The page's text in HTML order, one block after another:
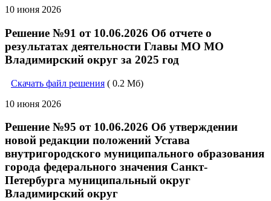
10 июня 2026
Решение №91 от 10.06.2026 Об отчете о
результатах деятельности Главы МО МО
Владимирский округ за 2025 год
Скачать файл решения ( 0.2 Мб)
10 июня 2026
Решение №95 от 10.06.2026 Об утверждении
новой редакции положений Устава
внутригородского муниципального образования
города федерального значения Санкт-
Петербурга муниципальный округ
Владимирский округ